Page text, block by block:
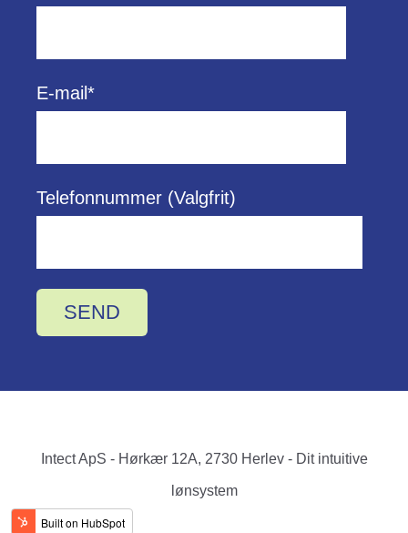
E-mail *
Telefonnummer (Valgfrit)
Intect ApS - Hørkær 12A, 2730 Herlev - Dit intuitive
lønsystem